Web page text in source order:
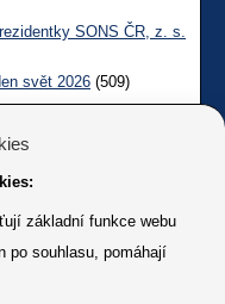
SONS ČR, z. s.
svět 2026 (509)
(492)
z pražské Sociálně
445
základní funkce webu
po souhlasu, pomáhají